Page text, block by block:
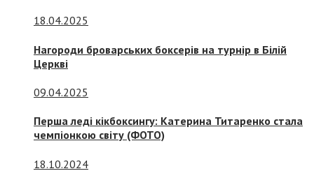
18.04.2025
Нагороди броварських боксерів на турнір в Білій
Церкві
09.04.2025
Перша леді кікбоксингу: Катерина Титаренко стала
чемпіонкою світу (ФОТО)
18.10.2024